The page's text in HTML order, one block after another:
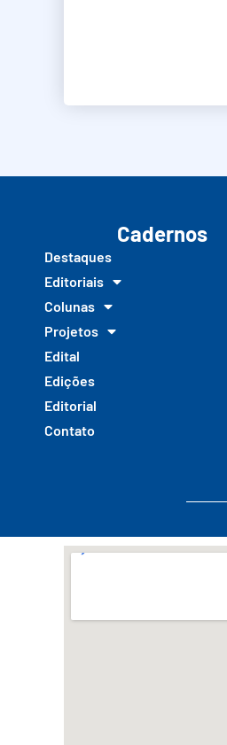
Cadernos
Destaques
Editoriais
Colunas
Projetos
Edital
Edições
Editorial
Contato